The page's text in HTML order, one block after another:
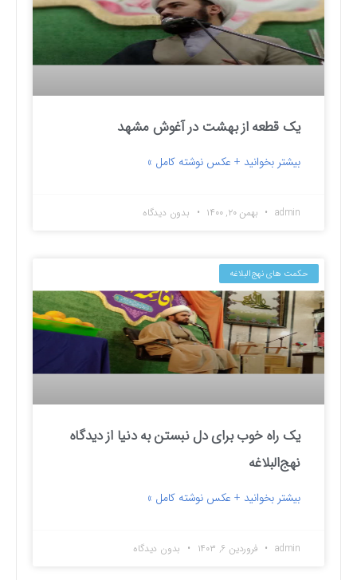
یک قطعه از بهشت در آغوش مشهد
بیشتر بخوانید + عکس نوشته کامل »
admin بهمن ۲۰, ۱۴۰۰ بدون دیدگاه
حکمت های نهج‌البلاغه
یک راه خوب برای دل نبستن به دنیا از دیدگاه
نهج‌البلاغه
بیشتر بخوانید + عکس نوشته کامل »
admin فروردین ۶, ۱۴۰۳ بدون دیدگاه